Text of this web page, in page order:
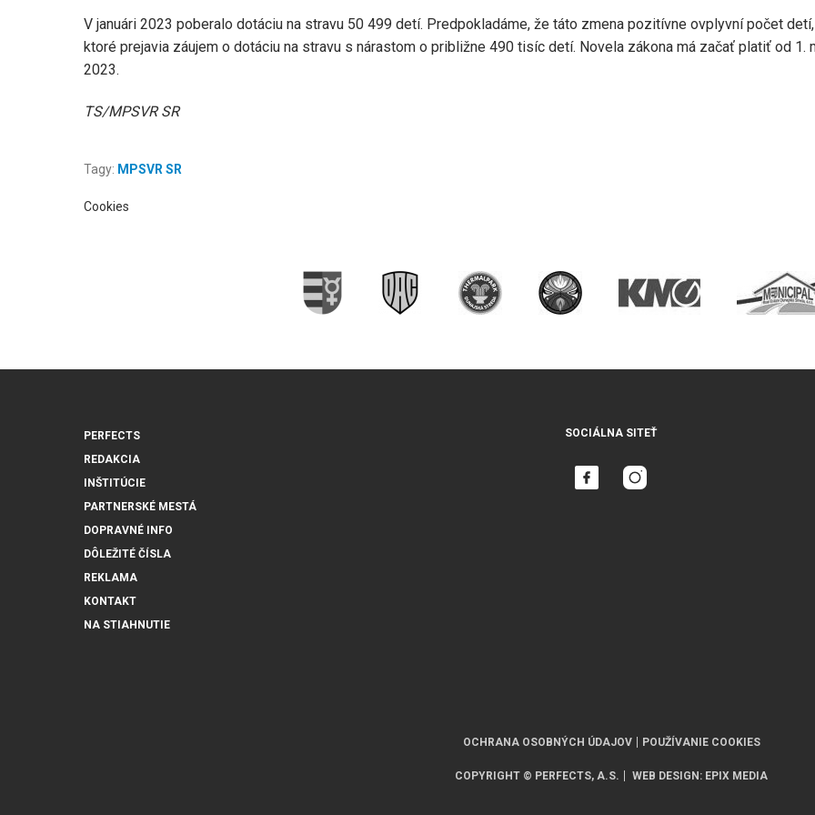
V januári 2023 poberalo dotáciu na stravu 50 499 detí. Predpokladáme, že táto zmena pozitívne ovplyvní počet detí,
ktoré prejavia záujem o dotáciu na stravu s nárastom o približne 490 tisíc detí. Novela zákona má začať platiť od 1.
2023.
TS/MPSVR SR
Tagy: MPSVR SR
Cookies
PERFECTS
REDAKCIA
INŠTITÚCIE
PARTNERSKÉ MESTÁ
DOPRAVNÉ INFO
DÔLEŽITÉ ČÍSLA
REKLAMA
KONTAKT
NA STIAHNUTIE
SOCIÁLNA SITEŤ
OCHRANA OSOBNÝCH ÚDAJOV POUŽÍVANIE COOKIES
COPYRIGHT © PERFECTS, A.S. WEB DESIGN : EPIX MEDIA